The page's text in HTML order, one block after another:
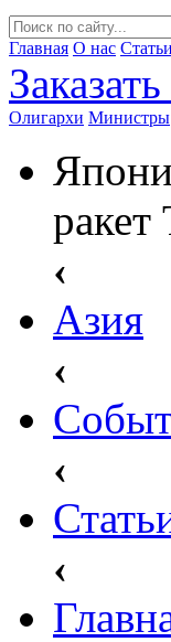
Главная О нас Статьи
Заказать
Олигархи Министры
‹
Азия
‹
‹
‹